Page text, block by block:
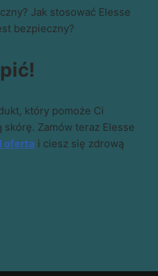
Jak stosować Elesse
bezpieczny?
który pomoże Ci
Zamów teraz Elesse
oferta i ciesz się zdrową